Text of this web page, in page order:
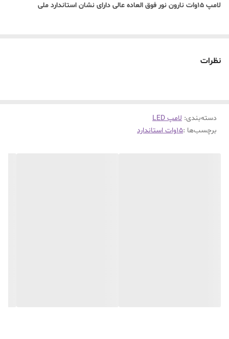
لامپ ۱۵وات نارون نور فوق العاده عالی دارای نشان استاندارد ملی
نظرات
دسته‌بندی: لامپ LED
برچسب‌ها :۱۵وات استاندارد